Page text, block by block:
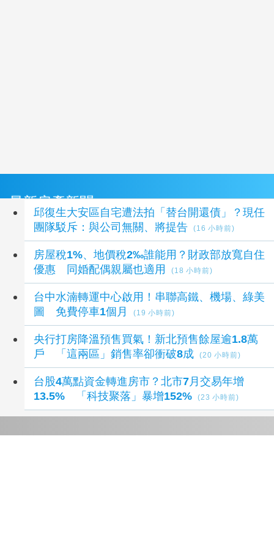
最新房產新聞
邱復生大安區自宅遭法拍「替台開還債」？現任
團隊駁斥：與公司無關、將提告
(16 小時前)
房屋稅1%、地價稅2‰誰能用？財政部放寬自住
優惠 同婚配偶親屬也適用
(18 小時前)
台中水湳轉運中心啟用！串聯高鐵、機場、綠美
圖 免費停車1個月
(19 小時前)
央行打房降溫預售買氣！新北預售餘屋逾1.8萬
戶 「這兩區」銷售率卻衝破8成
(20 小時前)
台股4萬點資金轉進房市？北市7月交易年增
13.5% 「科技聚落」暴增152%
(23 小時前)